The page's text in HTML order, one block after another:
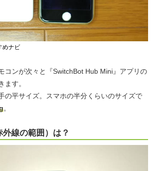
めナビ
コンが次々と『SwitchBot Hub Mini』アプリの
ます。
の平サイズ。スマホの半分くらいのサイズで
。
線の範囲）は？